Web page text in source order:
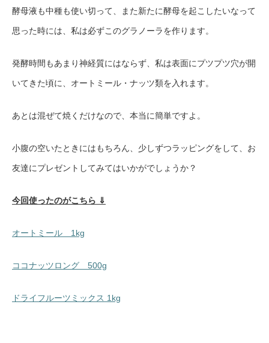
酵母液も中種も使い切って、また新たに酵母を起こしたいなって
思った時には、私は必ずこのグラノーラを作ります。
発酵時間もあまり神経質にはならず、私は表面にプツプツ穴が開
いてきた頃に、オートミール・ナッツ類を入れます。
あとは混ぜて焼くだけなので、本当に簡単ですよ。
小腹の空いたときにはもちろん、少しずつラッピングをして、お
友達にプレゼントしてみてはいかがでしょうか？
今回使ったのがこちら ⇓
オートミール 1kg
ココナッツロング 500g
ドライフルーツミックス 1kg